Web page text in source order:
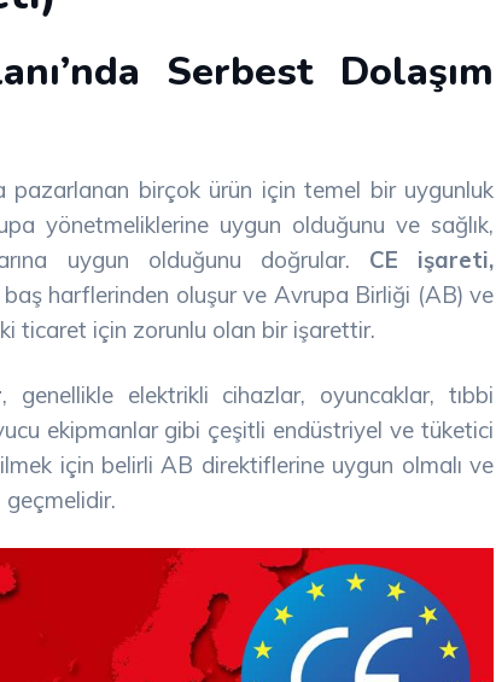
Serbest Dolaşım
pazarlanan birçok ürün için temel bir uygunluk
yönetmeliklerine uygun olduğunu ve sağlık,
uygun olduğunu doğrular. CE işareti,
baş harflerinden oluşur ve Avrupa Birliği (AB) ve
ticaret için zorunlu olan bir işarettir.
, genellikle elektrikli cihazlar, oyuncaklar, tıbbi
ekipmanlar gibi çeşitli endüstriyel ve tüketici
için belirli AB direktiflerine uygun olmalı ve